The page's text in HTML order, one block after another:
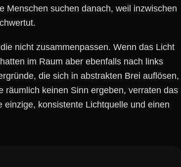
Menschen suchen danach, weil inzwischen
nicht zusammenpassen. Wenn das Licht
im Raum aber ebenfalls nach links
die sich in abstrakten Brei auflösen,
räumlich keinen Sinn ergeben, verraten das
konsistente Lichtquelle und einen